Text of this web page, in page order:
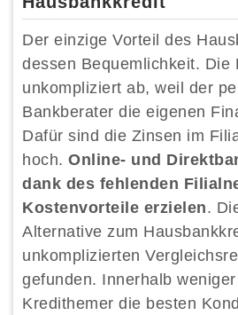
Der einzige Vorteil des
dessen Bequemlichkeit. Die
unkompliziert ab, weil der
Bankberater die eigenen
Dafür sind die Zinsen im
hoch. Online- und
dank des fehlenden
Kostenvorteile erzielen.
Alternative zum
unkomplizierten
gefunden. Innerhalb
Kredithemer die besten